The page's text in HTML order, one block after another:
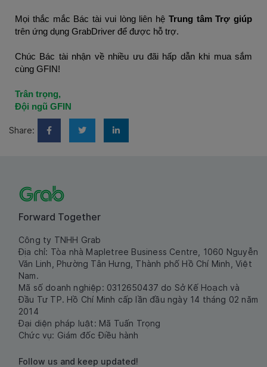
Mọi thắc mắc Bác tài vui lòng liên hệ
trên ứng dụng GrabDriver để được hỗ trợ.
Chúc Bác tài nhận về nhiều ưu đãi hấp dẫn khi mua sắm
cùng GFIN!
Trân trọng,
Đội ngũ GFIN
Share:
Forward Together
Công ty TNHH Grab
Địa chỉ: Tòa nhà Mapletree Business Centre, 1060 Nguyễn
Văn Linh, Phường Tân Hưng, Thành phố Hồ Chí Minh, Việt
Nam.
Mã số doanh nghiệp: 0312650437 do Sở Kế Hoạch và
Đầu Tư TP. Hồ Chí Minh cấp lần đầu ngày 14 tháng 02 năm
2014
Đại diện pháp luật: Mã Tuấn Trọng
Chức vụ: Giám đốc Điều hành
Follow us and keep updated!